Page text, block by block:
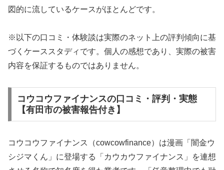
図的に流しているケースがほとんどです。
※以下の口コミ・体験談は実際のネット上の評判傾向に基
づくケーススタディです。個人の感想であり、実際の被害
内容を保証するものではありません。
コウコウファイナンスの口コミ・評判・実態
【有田市の被害報告付き】
コウコウファイナンス（cowcowfinance）は漫画「闇金ウ
シジマくん」に登場する「カウカウファイナンス」を連想